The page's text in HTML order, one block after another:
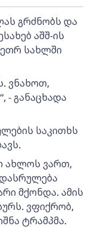
გრძნობს და
აშშ-ის
სახლში
ვნახოთ,
- განაცხადა
საკითხს
ახლოს ვართ,
მქონდა. ამის
ვფიქრობ,
ტრამპმა.